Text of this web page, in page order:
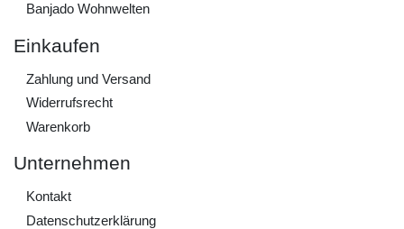
Banjado Wohnwelten
Einkaufen
Zahlung und Versand
Widerrufs­recht
Warenkorb
Unternehmen
Kontakt
Daten­schutz­erklärung